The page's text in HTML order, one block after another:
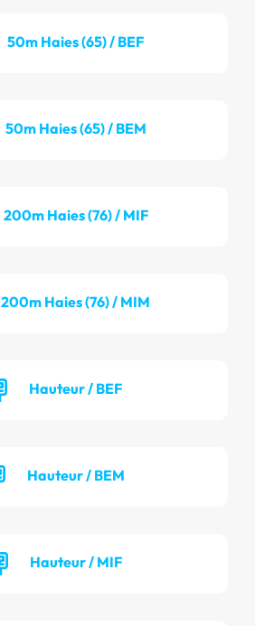
50m Haies (65) / BEF
50m Haies (65) / BEM
200m Haies (76) / MIF
200m Haies (76) / MIM
Hauteur / BEF
Hauteur / BEM
Hauteur / MIF